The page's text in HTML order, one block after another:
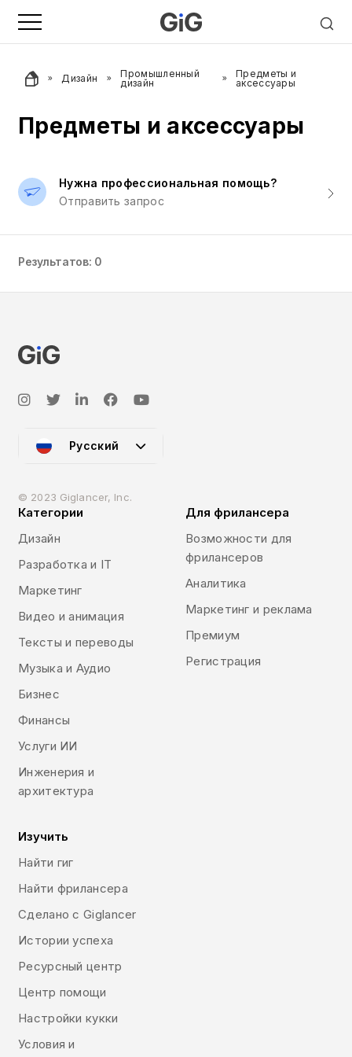
Дизайн
Промышленный
дизайн
Предметы и
аксессуары
Предметы и аксессуары
Нужна профессиональная помощь?
Отправить запрос
Результатов: 0
Русский
© 2023 Giglancer, Inc.
Категории
Дизайн
Разработка и IT
Маркетинг
Видео и анимация
Тексты и переводы
Музыка и Аудио
Бизнес
Финансы
Услуги ИИ
Инженерия и
архитектура
Для фрилансера
Возможности для
фрилансеров
Аналитика
Маркетинг и реклама
Премиум
Регистрация
Изучить
Найти гиг
Найти фрилансера
Сделано с Giglancer
Истории успеха
Ресурсный центр
Центр помощи
Настройки кукки
Условия и